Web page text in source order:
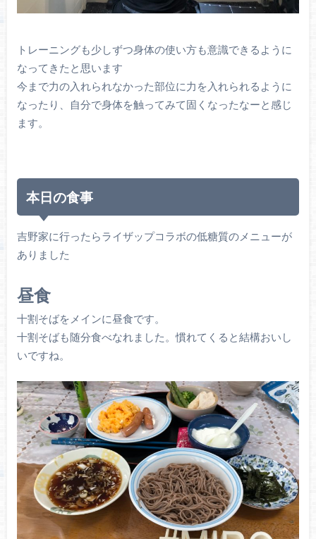
トレーニングも少しずつ身体の使い方も意識できるように
なってきたと思います
今まで力の入れられなかった部位に力を入れられるように
なったり、自分で身体を触ってみて固くなったなーと感じ
ます。
本日の食事
吉野家に行ったらライザップコラボの低糖質のメニューが
ありました
昼食
十割そばをメインに昼食です。
十割そばも随分食べなれました。慣れてくると結構おいし
いですね。